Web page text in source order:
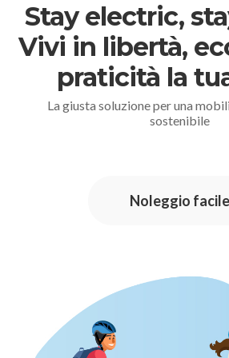
Stay electric,
Vivi in libertà,
praticità la
La giusta soluzione per una
sostenibile
Noleggio facile